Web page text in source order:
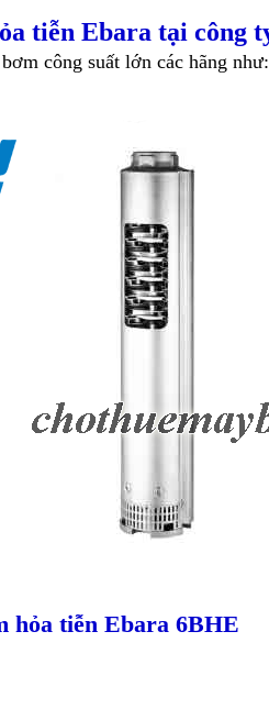
tiễn Ebara tại công
công suất lớn các hãng
hỏa tiễn Ebara 6BHE